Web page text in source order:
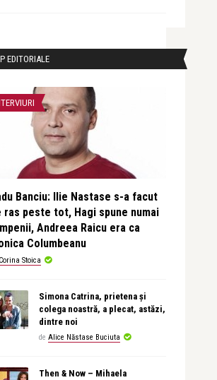
EDITORIALE
Banciu: Ilie Nastase s-a facut
ras peste tot, Hagi spune numai
Andreea Raicu era ca
Columbeanu
Corina Stoica
Simona Catrina, prietena și
colega noastră, a plecat, astăzi,
dintre noi
de Alice Năstase Buciuta
Then & Now – Mihaela